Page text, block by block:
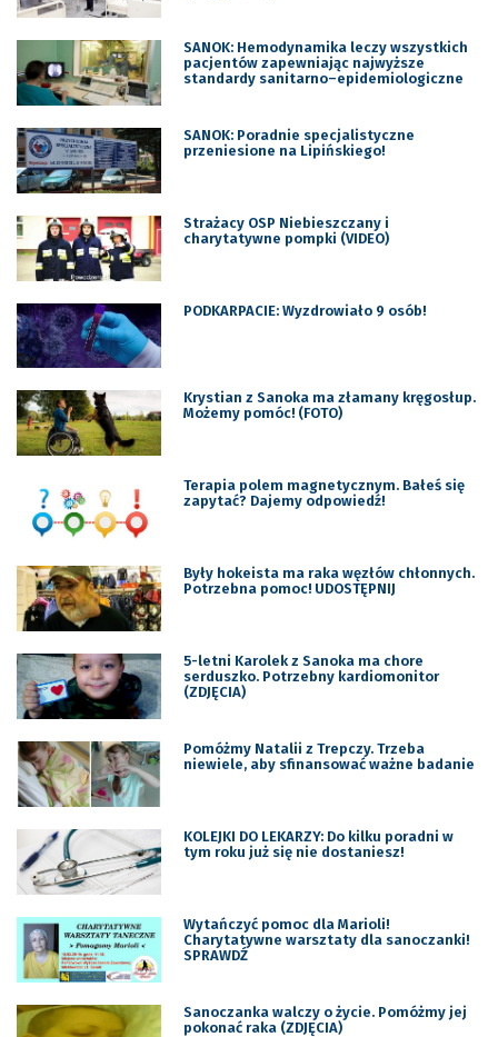
SANOK: Hemodynamika leczy wszystkich
pacjentów zapewniając najwyższe
standardy sanitarno–epidemiologiczne
SANOK: Poradnie specjalistyczne
przeniesione na Lipińskiego!
Strażacy OSP Niebieszczany i
charytatywne pompki (VIDEO)
PODKARPACIE: Wyzdrowiało 9 osób!
Krystian z Sanoka ma złamany kręgosłup.
Możemy pomóc! (FOTO)
Terapia polem magnetycznym. Bałeś się
zapytać? Dajemy odpowiedź!
Były hokeista ma raka węzłów chłonnych.
Potrzebna pomoc! UDOSTĘPNIJ
5-letni Karolek z Sanoka ma chore
serduszko. Potrzebny kardiomonitor
(ZDJĘCIA)
Pomóżmy Natalii z Trepczy. Trzeba
niewiele, aby sfinansować ważne badanie
KOLEJKI DO LEKARZY: Do kilku poradni w
tym roku już się nie dostaniesz!
Wytańczyć pomoc dla Marioli!
Charytatywne warsztaty dla sanoczanki!
SPRAWDŹ
Sanoczanka walczy o życie. Pomóżmy jej
pokonać raka (ZDJĘCIA)